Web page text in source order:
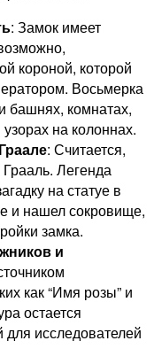
: Замок имеет
короной, которой
Восьмерка
башнях, комнатах,
на колоннах.
: Считается,
Легенда
на статуе в
и нашел сокровище,
замка.
и
как “Имя розы” и
остается
для исследователей